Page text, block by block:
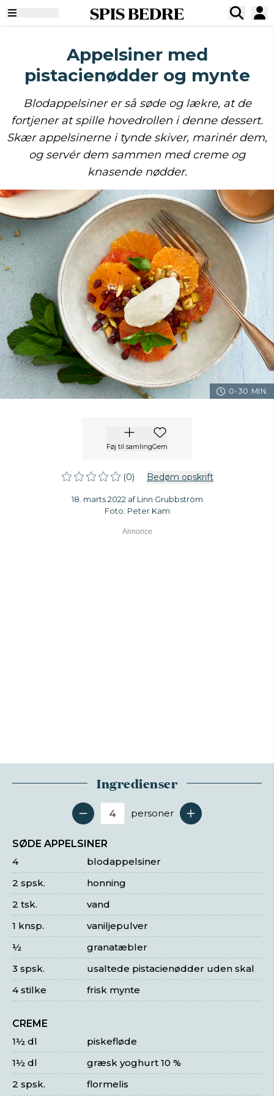
SPIS BEDRE
Appelsiner med
pistacienødder og mynte
Blodappelsiner er så søde og lækre, at de
fortjener at spille hovedrollen i denne dessert.
Skær appelsinerne i tynde skiver, marinér dem,
og servér dem sammen med creme og
knasende nødder.
0-30 MIN.
Føj til samlingGem
(0) Bedøm opskrift
18. marts 2022 af Linn Grubbström
Foto: Peter Kam
Ingredienser
Antal serveringer
personer
SØDE APPELSINER
blodappelsiner
4
honning
2 spsk.
vand
2 tsk.
vaniljepulver
1 knsp.
granatæbler
½
usaltede pistacienødder uden skal
3 spsk.
frisk mynte
4 stilke
CREME
piskefløde
1½ dl
græsk yoghurt 10 %
1½ dl
flormelis
2 spsk.